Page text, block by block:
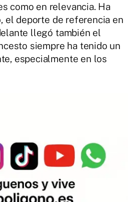
como en relevancia. Ha
el deporte de referencia en
llegó también el
siempre ha tenido un
especialmente en los